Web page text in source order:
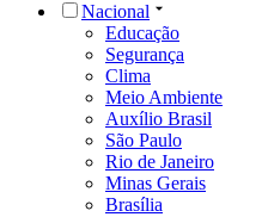
Nacional
Educação
Segurança
Clima
Meio Ambiente
Auxílio Brasil
São Paulo
Rio de Janeiro
Minas Gerais
Brasília